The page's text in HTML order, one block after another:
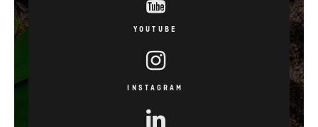
YOUTUBE
INSTAGRAM